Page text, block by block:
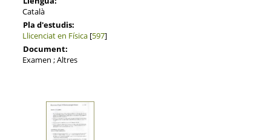
Català
Pla d'estudis:
Llicenciat en Física[597]
Document:
Examen ; Altres